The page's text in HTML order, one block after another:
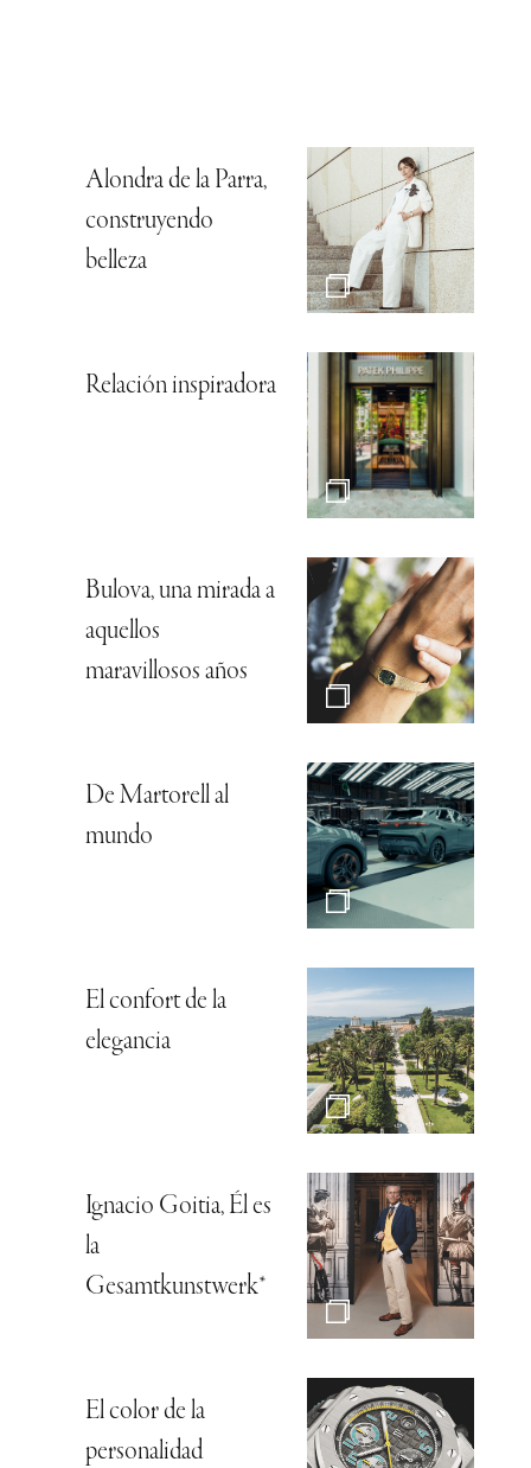
Alondra de la Parra,
construyendo
belleza
Relación inspiradora
Bulova, una mirada a
aquellos
maravillosos años
De Martorell al
mundo
El confort de la
elegancia
Ignacio Goitia, Él es
la
Gesamtkunstwerk*
El color de la
personalidad